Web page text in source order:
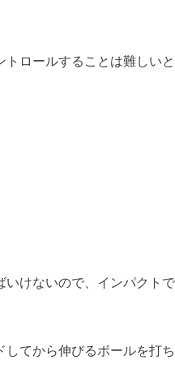
ロールすることは難しいと
いけないので、インパクトで
てから伸びるボールを打ち